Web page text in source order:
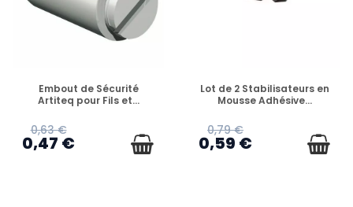
EN STOCK
Embout de Sécurité
Artiteq pour Fils et...
0,63 €
0,47 €
EN STOCK
Lot de 2 Stabilisateurs en
Mousse Adhésive...
0,79 €
0,59 €